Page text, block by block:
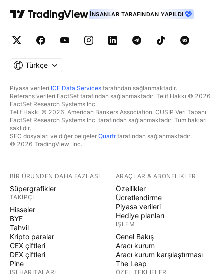
İNSANLAR TARAFINDAN YAPILDI
Türkçe
Piyasa verileri ICE Data Services tarafından sağlanmaktadır.
Referans verileri FactSet tarafından sağlanmaktadır. Telif Hakkı © 2026
FactSet Research Systems Inc.
Telif Hakkı © 2026, American Bankers Association. CUSIP Veri Tabanı
FactSet Research Systems Inc. tarafından sağlanmaktadır. Tüm hakları
saklıdır.
SEC dosyaları ve diğer belgeler Quartrtarafından sağlanmaktadır.
© 2026 TradingView, Inc.
BIR ÜRÜNDEN DAHA FAZLASI
Süpergrafikler
TAKIPÇI
Hisseler
BYF
Tahvil
Kripto paralar
CEX çiftleri
DEX çiftleri
Pine
ISI HARITALARI
ARAÇLAR & ABONELIKLER
Özellikler
Ücretlendirme
Piyasa verileri
Hediye planları
İŞLEM
Genel Bakış
Aracı kurum
Aracı kurum karşılaştırması
The Leap
ÖZEL TEKLIFLER